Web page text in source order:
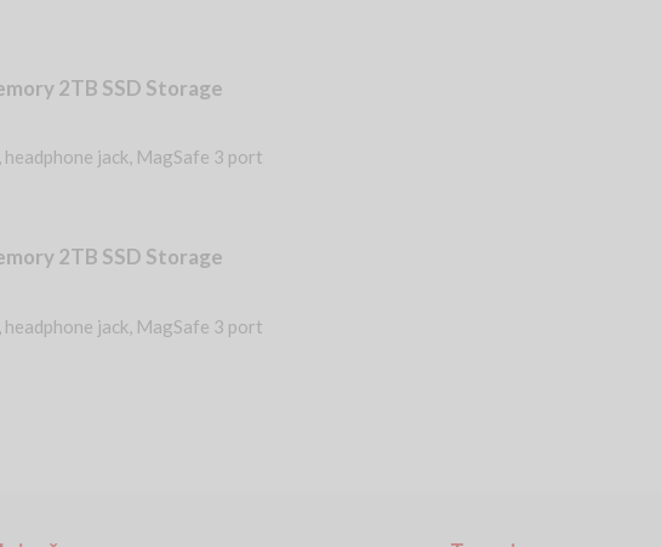
2TB SSD Storage
jack, MagSafe 3 port
2TB SSD Storage
jack, MagSafe 3 port